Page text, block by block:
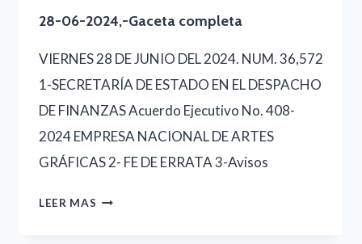
28-06-2024,-Gaceta completa
VIERNES 28 DE JUNIO DEL 2024. NUM. 36,572
1-SECRETARÍA DE ESTADO EN EL DESPACHO
DE FINANZAS Acuerdo Ejecutivo No. 408-
2024 EMPRESA NACIONAL DE ARTES
GRÁFICAS 2- FE DE ERRATA 3-Avisos
LEER MAS 28-